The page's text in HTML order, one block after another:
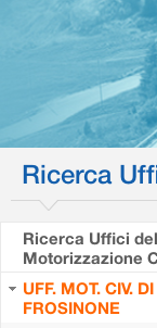
Ricerca
Ricerca Uffici
Motorizzazione
UFF. MOT. CIV. DI
FROSINONE